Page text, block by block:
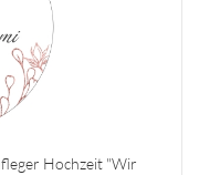
Hochzeit "Wir